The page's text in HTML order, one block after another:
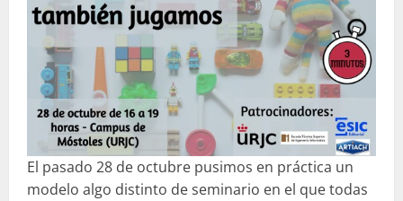
El pasado 28 de octubre pusimos en práctica un
modelo algo distinto de seminario en el que todas